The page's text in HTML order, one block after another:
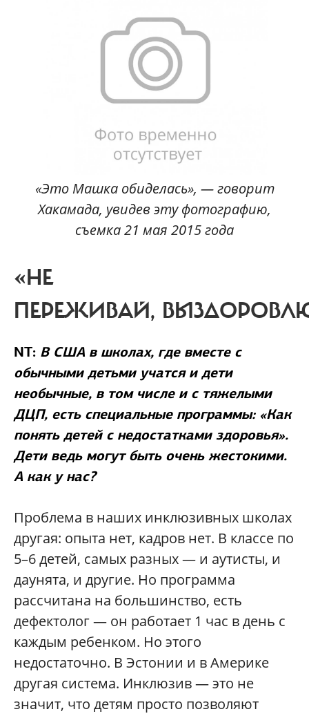
«Это Машка обиделась», — говорит
Хакамада, увидев эту фотографию,
съемка 21 мая 2015 года
«НЕ
ПЕРЕЖИВАЙ,
NT: В США в школах, где вместе с
обычными детьми учатся и дети
необычные, в том числе и с тяжелыми
ДЦП, есть специальные программы: «Как
понять детей с недостатками здоровья».
Дети ведь могут быть очень жестокими.
А как у нас?
Проблема в наших инклюзивных школах
другая: опыта нет, кадров нет. В классе по
5–6 детей, самых разных — и аутисты, и
даунята, и другие. Но программа
рассчитана на большинство, есть
дефектолог — он работает 1 час в день с
каждым ребенком. Но этого
недостаточно. В Эстонии и в Америке
другая система. Инклюзив — это не
значит, что детям просто позволяют